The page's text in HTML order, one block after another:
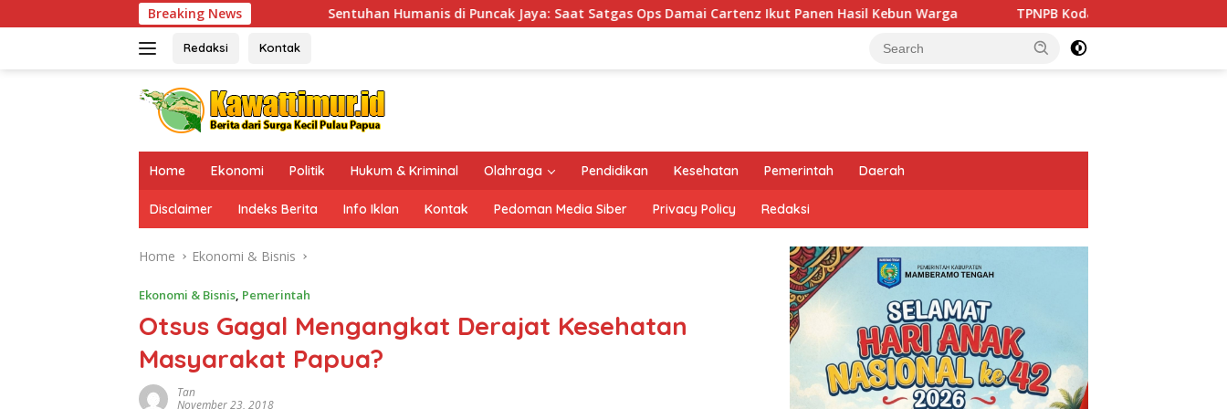
to
Breaking News
Sentuhan Humanis di Puncak Jaya: Saat Satgas Ops Damai Cartenz Ikut Panen Hasil Kebun Warga TPNPB Kodap XVI Yahukimo Klaim Tembak Tiga Aparat di
Redaksi Kontak
Home Ekonomi Politik Hukum & Kriminal Olahraga Pendidikan Kesehatan Pemerintah Daerah
Disclaimer Indeks Berita Info Iklan Kontak Pedoman Media Siber Privacy Policy Redaksi
Home Ekonomi & Bisnis
Ekonomi & Bisnis, Pemerintah
Otsus Gagal Mengangkat Derajat Kesehatan
Masyarakat Papua?
Tan
November 23, 2018